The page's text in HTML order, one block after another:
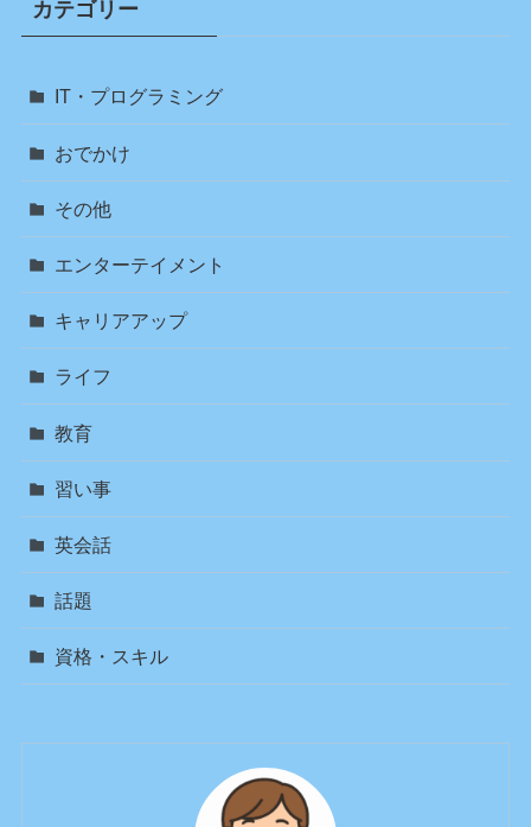
カテゴリー
IT・プログラミング
おでかけ
その他
エンターテイメント
キャリアアップ
ライフ
教育
習い事
英会話
話題
資格・スキル